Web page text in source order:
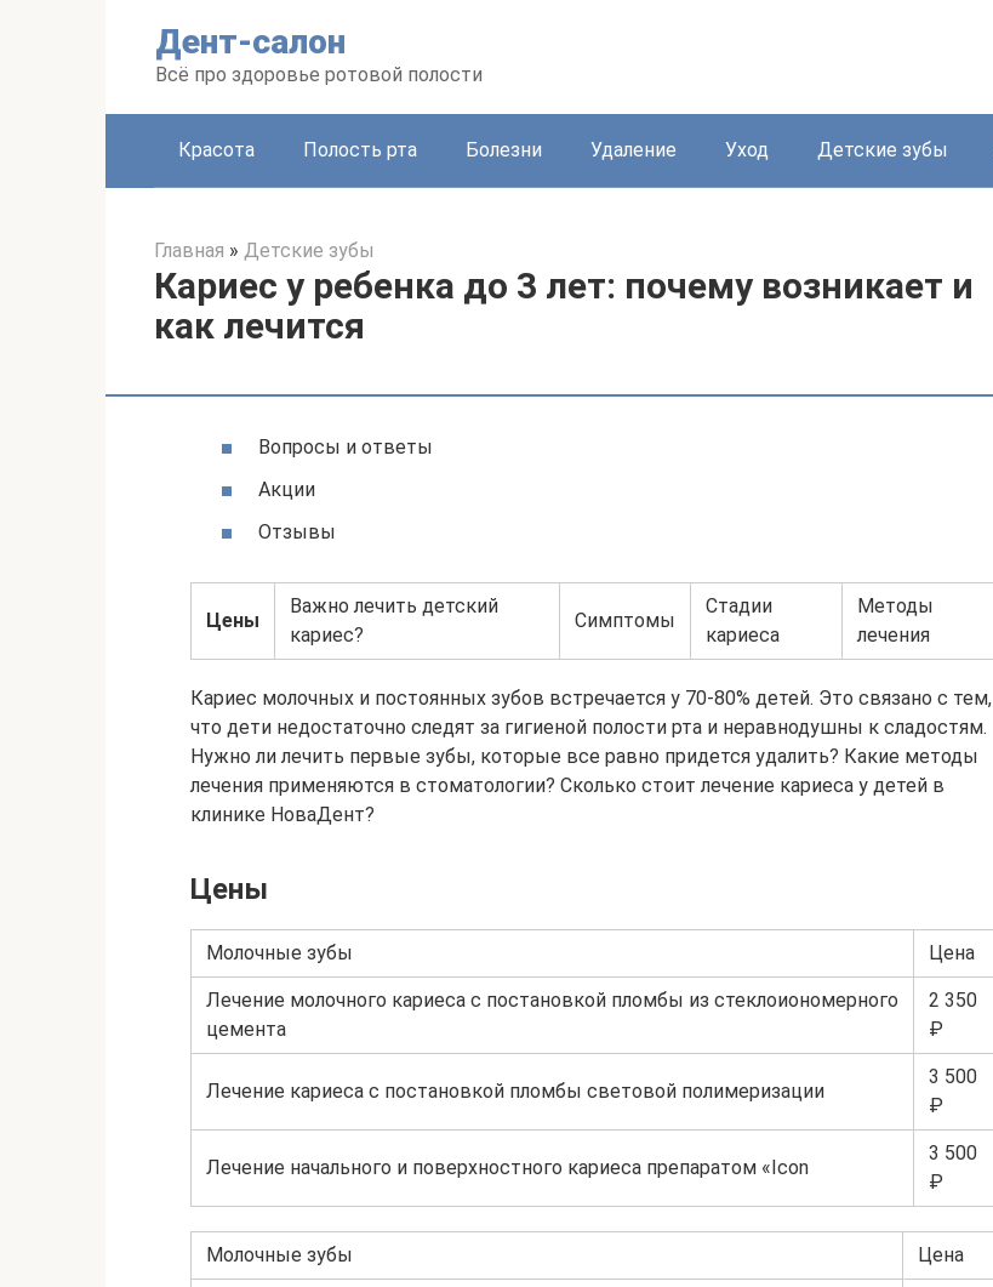
Дент-салон
Всё про здоровье ротовой полости
Красота Полость рта Болезни Удаление Уход Детские зубы
Главная » Детские зубы
Кариес у ребенка до 3 лет: почему возникает и
как лечится
Вопросы и ответы
Акции
Отзывы
Цены
Важно лечить детский
кариес?
Симптомы
Стадии
кариеса
Методы
лечения
Кариес молочных и постоянных зубов встречается у 70-80% детей. Это связано с тем,
что дети недостаточно следят за гигиеной полости рта и неравнодушны к сладостям.
Нужно ли лечить первые зубы, которые все равно придется удалить? Какие методы
лечения применяются в стоматологии? Сколько стоит лечение кариеса у детей в
клинике НоваДент?
Цены
Молочные зубы Цена
Лечение молочного кариеса с постановкой пломбы из стеклоиономерного
цемента
2 350
₽
Лечение кариеса с постановкой пломбы световой полимеризации
3 500
₽
Лечение начального и поверхностного кариеса препаратом «Icon
3 500
₽
Молочные зубы Цена